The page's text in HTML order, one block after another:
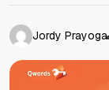
Jordy Prayoga